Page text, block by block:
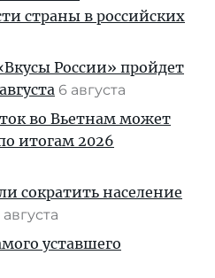
страны в российских
России» пройдет
6 августа
во Вьетнам может
итогам 2026
сократить население
августа
уставшего